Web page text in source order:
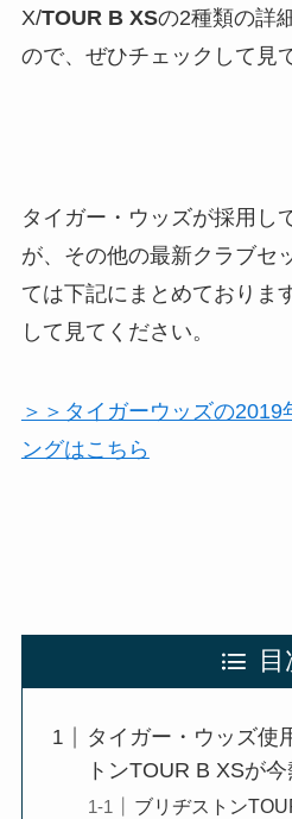
X/TOUR B XSの2種類の詳
ので、ぜひチェックして見
タイガー・ウッズが採用し
が、その他の最新クラブセ
ては下記にまとめておりま
して見てください。
＞＞タイガーウッズの2019
ングはこちら
目
タイガー・ウッズ使
トンTOUR B XSが
ブリヂストン